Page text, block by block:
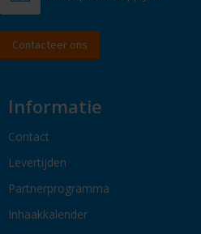
Contacteer ons
Informatie
Contact
Levertijden
Partnerprogramma
Inhaakkalender